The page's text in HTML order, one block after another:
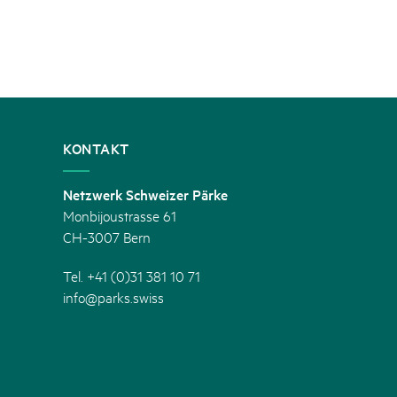
KONTAKT
Netzwerk Schweizer Pärke
Monbijoustrasse 61
CH-3007 Bern
Tel. +41 (0)31 381 10 71
info@parks.swiss